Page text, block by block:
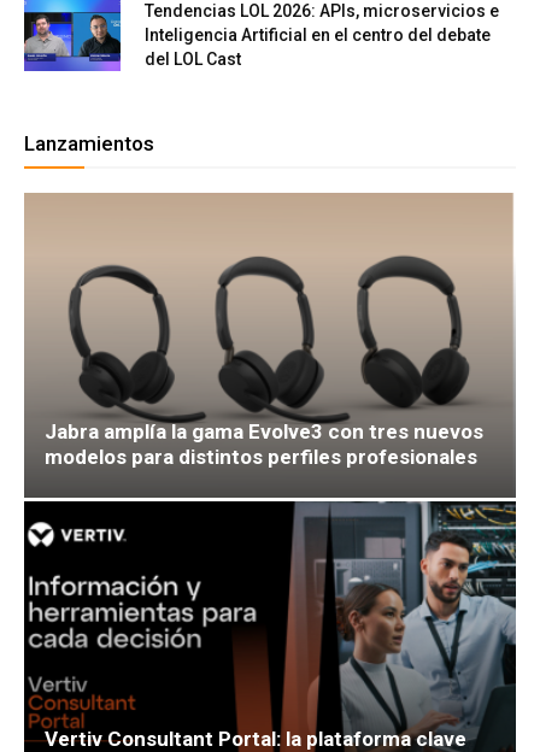
Tendencias LOL 2026: APIs, microservicios e
Inteligencia Artificial en el centro del debate
del LOL Cast
Lanzamientos
Jabra amplía la gama Evolve3 con tres nuevos
modelos para distintos perfiles profesionales
Vertiv Consultant Portal: la plataforma clave